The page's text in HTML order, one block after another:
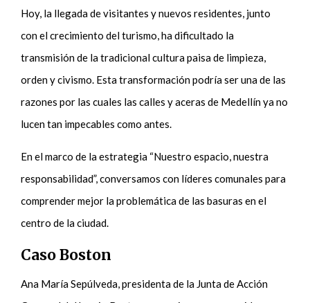
Hoy, la llegada de visitantes y nuevos residentes, junto
con el crecimiento del turismo, ha dificultado la
transmisión de la tradicional cultura paisa de limpieza,
orden y civismo. Esta transformación podría ser una de las
razones por las cuales las calles y aceras de Medellín ya no
lucen tan impecables como antes.
En el marco de la estrategia “Nuestro espacio, nuestra
responsabilidad”, conversamos con líderes comunales para
comprender mejor la problemática de las basuras en el
centro de la ciudad.
Caso Boston
Ana María Sepúlveda, presidenta de la Junta de Acción